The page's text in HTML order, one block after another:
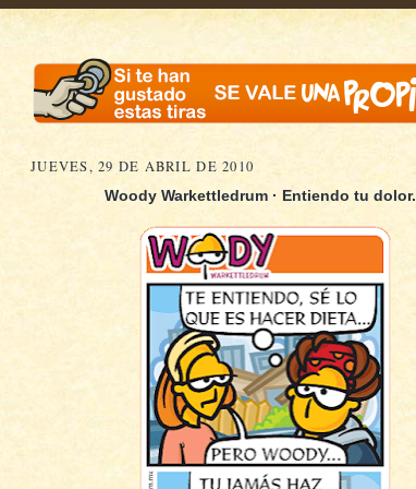
JUEVES, 29 DE ABRIL DE 2010
Woody Warkettledrum · Entiendo tu